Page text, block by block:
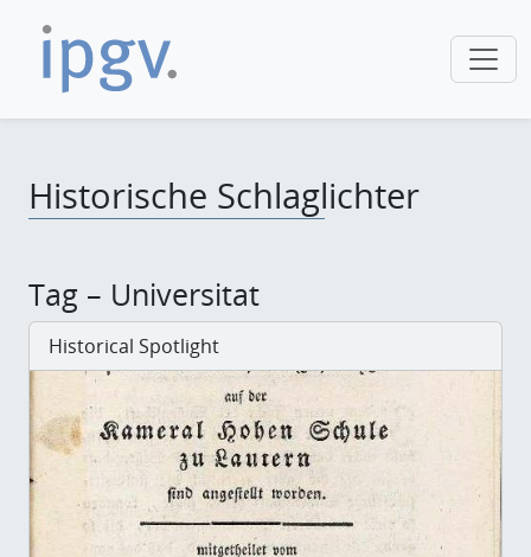
Historische Schlaglichter
Tag – Universitat
Historical Spotlight